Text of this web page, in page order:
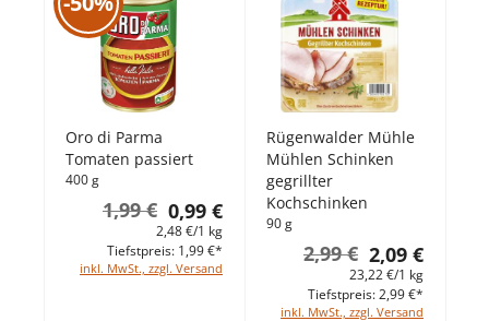
Oro di Parma
Tomaten passiert
400 g
0,99 €
1,99 €
2,48 €/1 kg
inkl. MwSt., zzgl. Versand
Tiefstpreis: 1,99 €*
Rügenwalder Mühle
Mühlen Schinken
gegrillter
Kochschinken
90 g
2,09 €
2,99 €
23,22 €/1 kg
inkl. MwSt., zzgl. Versand
Tiefstpreis: 2,99 €*